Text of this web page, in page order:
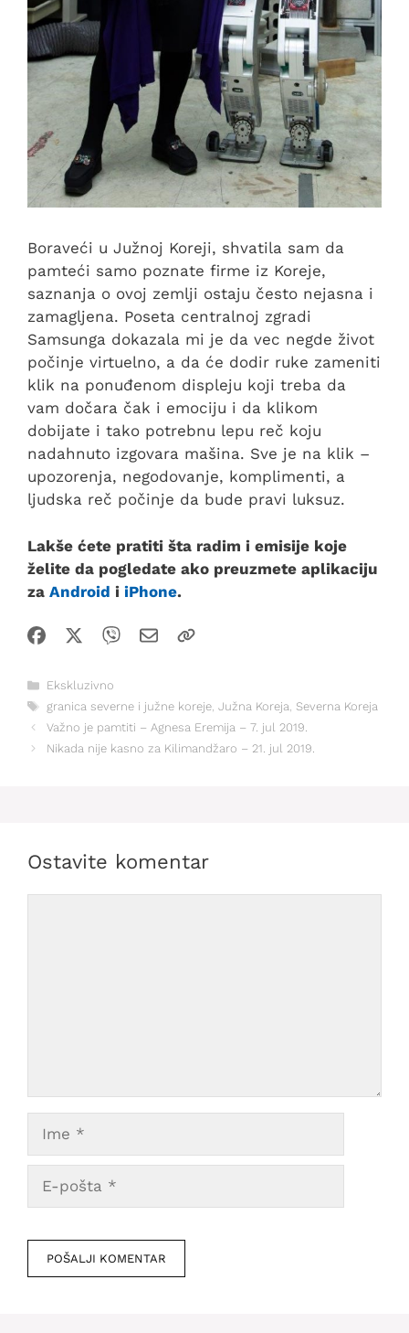
Boraveći u Južnoj Koreji, shvatila sam da
pamteći samo poznate firme iz Koreje,
saznanja o ovoj zemlji ostaju često nejasna i
zamagljena. Poseta centralnoj zgradi
Samsunga dokazala mi je da vec negde život
počinje virtuelno, a da će dodir ruke zameniti
klik na ponuđenom displeju koji treba da
vam dočara čak i emociju i da klikom
dobijate i tako potrebnu lepu reč koju
nadahnuto izgovara mašina. Sve je na klik –
upozorenja, negodovanje, komplimenti, a
ljudska reč počinje da bude pravi luksuz.
Lakše ćete pratiti šta radim i emisije koje
želite da pogledate ako preuzmete aplikaciju
za Android i iPhone.
Kategorije
Ekskluzivno
Oznake
granica severne i južne koreje, Južna Koreja, Severna Koreja
Važno je pamtiti – Agnesa Eremija – 7. jul 2019.
Nikada nije kasno za Kilimandžaro – 21. jul 2019.
Ostavite komentar
pošta
mesto